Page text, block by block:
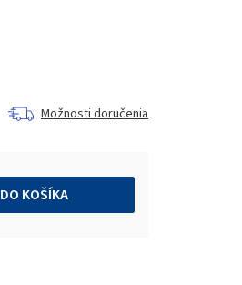
Možnosti doručenia
DO KOŠÍKA